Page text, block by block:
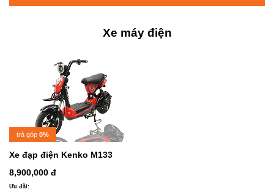
Xe máy điện
trả góp 0%
Xe đạp điện Kenko M133
8,900,000 đ
Ưu đãi: